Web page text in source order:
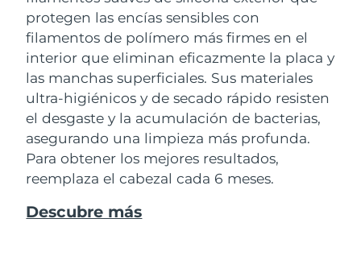
protegen las encías sensibles con
filamentos de polímero más firmes en el
interior que eliminan eficazmente la placa y
las manchas superficiales. Sus materiales
ultra-higiénicos y de secado rápido resisten
el desgaste y la acumulación de bacterias,
asegurando una limpieza más profunda.
Para obtener los mejores resultados,
reemplaza el cabezal cada 6 meses.
Descubre más